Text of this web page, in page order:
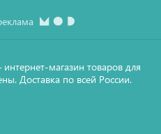
магазин товаров для
Доставка по всей России.